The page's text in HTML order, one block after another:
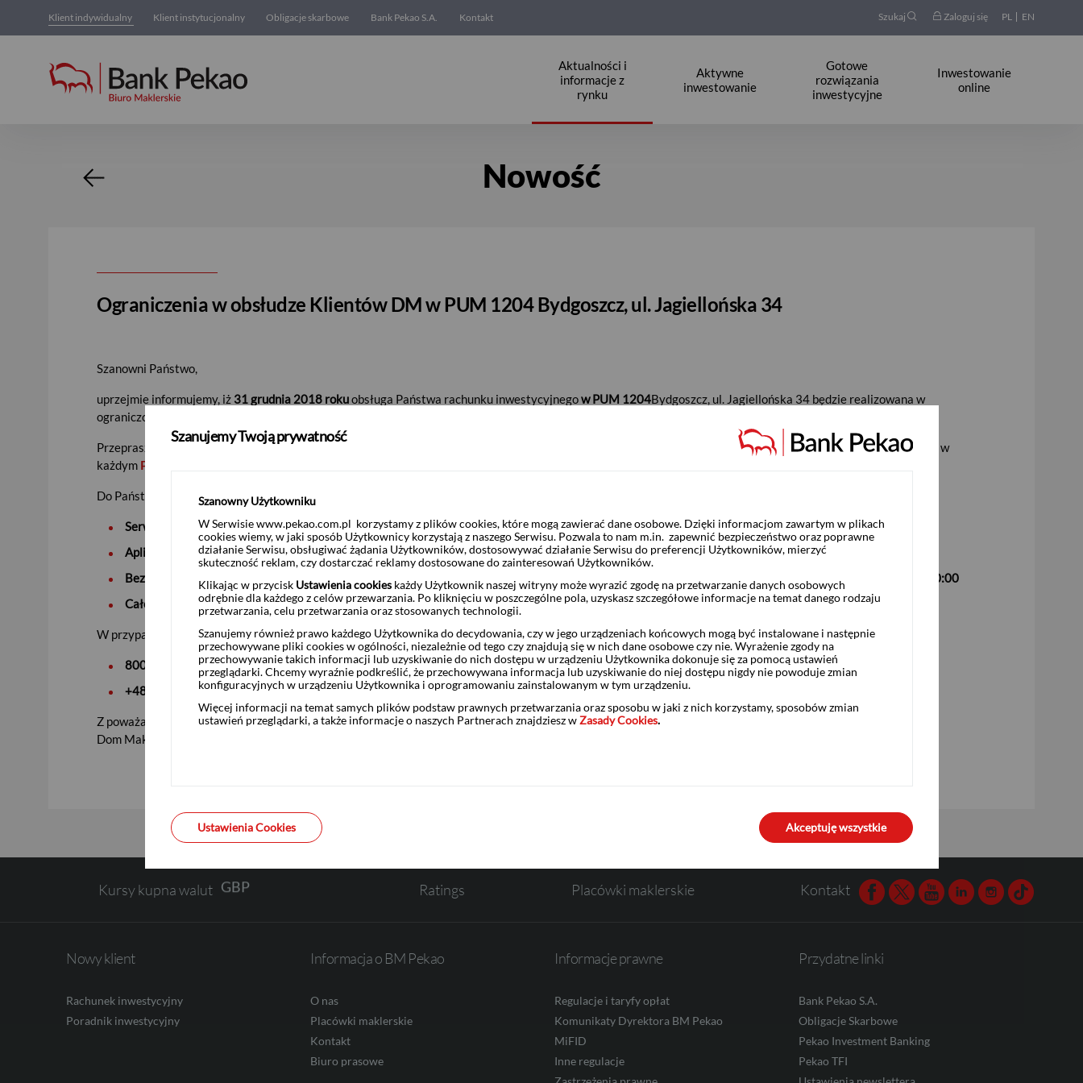
Klient indywidualny Klient instytucjonalny Obligacje skarbowe Bank Pekao S.A. Kontakt Szukaj Zaloguj się PL EN
Aktualności i
informacje z
rynku
Aktywne
inwestowanie
Gotowe
rozwiązania
inwestycyjne
Inwestowanie
online
Nowość Nowość
Ograniczenia w obsłudze Klientów DM w PUM 1204 Bydgoszcz, ul. Jagiellońska 34
Szanowni Państwo,
uprzejmie informujemy, iż 31 grudnia 2018 rokuobsługa Państwa rachunku inwestycyjnegow PUM 1204Bydgoszcz, ul. Jagiellońska 34 będzie realizowana w
ograniczonym zakresie oferowanych usług –
Przepraszamy za utrudnienia i przypominamy jednocześnie o możliwości korzystania ze zdalnego dostępu do rachunku inwestycyjnego, który można aktywować w
każdym Punkcie Usług Maklerskich
Do Państwa dyspozycji oddajemy:
Serwis internetowy Pekao24Maklerhttps://www.pekao24.pl
Aplikację mobilną Pekao24Makler, do pobrania zwww.impekao24.pl/app
Bezpłatną Infolinię Domu Maklerskiego Pekao 800 105 800 dla połączeń krajowych z telefonów stacjonarnych, czynną w dni robocze w godzinach
8:00–20:00
Całodobowy serwis automatycznej informacji głosowej (IVR).
W przypadku pytań prosimy o kontakt z infolinią Domu Maklerskiego Pekao pod numerami:
800 105 800 (połączenie bezpłatne, dostępne dla połączeń krajowych z telefonów stacjonarnych);
+48 22 591 22 00(dla połączeń z zagranicy oraz z telefonów komórkowych – opłata według cennika operatora
Z poważaniem,
Dom Maklerski Pekao
Kursy kupna walut
USD
Ratings Placówki maklerskie Kontakt Facebook
TwitterYoutubeLinkedinInstagram
TikTok
Nowy klient
Rachunek inwestycyjny
Poradnik inwestycyjny
Informacja o BM Pekao
O nas
Placówki maklerskie
Kontakt
Biuro prasowe
Informacje prawne
Regulacje i taryfy opłat
Komunikaty Dyrektora BM Pekao
MiFID
Inne regulacje
Przydatne linki
Bank Pekao S.A.
Obligacje Skarbowe
Pekao Investment Banking
Pekao TFI
Szanujemy Twoją prywatność
Szanowny Użytkowniku
W Serwisie www.pekao.com.pl korzystamy z plików cookies, które mogą zawierać dane osobowe. Dzięki informacjom zawartym w plikach
cookies wiemy, w jaki sposób Użytkownicy korzystają z naszego Serwisu. Pozwala to nam m.in. zapewnić bezpieczeństwo oraz poprawne
działanie Serwisu, obsługiwać żądania Użytkowników, dostosowywać działanie Serwisu do preferencji Użytkowników, mierzyć
skuteczność reklam, czy dostarczać reklamy dostosowane do zainteresowań Użytkowników.
Klikając w przycisk Ustawienia cookies każdy Użytkownik naszej witryny może wyrazić zgodę na przetwarzanie danych osobowych
odrębnie dla każdego z celów przewarzania. Po kliknięciu w poszczególne pola, uzyskasz szczegółowe informacje na temat danego rodzaju
przetwarzania, celu przetwarzania oraz stosowanych technologii.
Szanujemy również prawo każdego Użytkownika do decydowania, czy w jego urządzeniach końcowych mogą być instalowane i następnie
przechowywane pliki cookies w ogólności, niezależnie od tego czy znajdują się w nich dane osobowe czy nie. Wyrażenie zgody na
przechowywanie takich informacji lub uzyskiwanie do nich dostępu w urządzeniu Użytkownika dokonuje się za pomocą ustawień
przeglądarki. Chcemy wyraźnie podkreślić, że przechowywana informacja lub uzyskiwanie do niej dostępu nigdy nie powoduje zmian
konfiguracyjnych w urządzeniu Użytkownika i oprogramowaniu zainstalowanym w tym urządzeniu.
Więcej informacji na temat samych plików podstaw prawnych przetwarzania oraz sposobu w jaki z nich korzystamy, sposobów zmian
ustawień przeglądarki, a także informacje o naszych Partnerach znajdziesz wZasady Cookies.
Ustawienia Cookies Akceptuję wszystkie